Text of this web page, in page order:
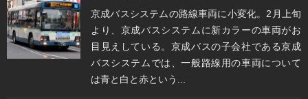
京成バスシステムの路線車両に小変化。2月上旬
より、京成バスシステムに新カラーの車両がお
目見えしている。京成バスの子会社である京成
バスシステムでは、一般路線用の車両について
は青と白と赤という...